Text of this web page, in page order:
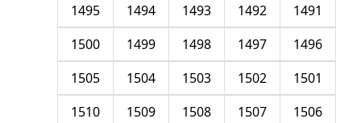
1491
1492
1493
1494
1495
1496
1497
1498
1499
1500
1501
1502
1503
1504
1505
1506
1507
1508
1509
1510